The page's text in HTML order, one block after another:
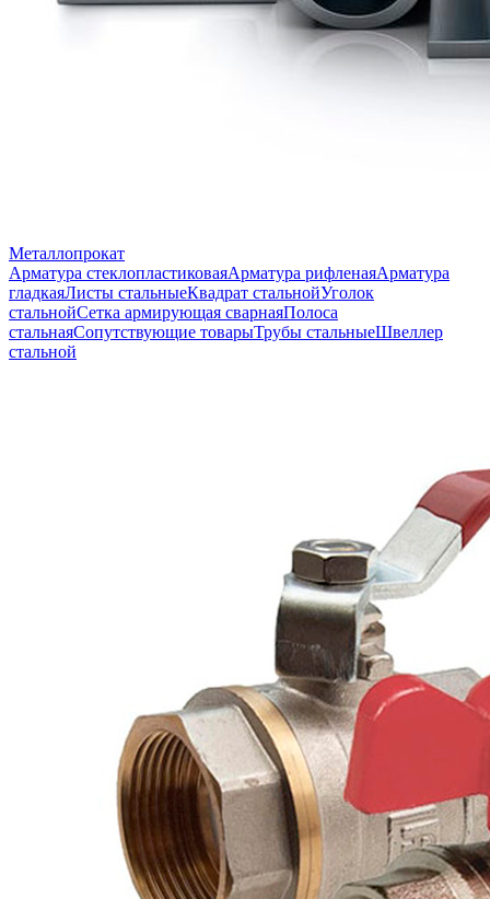
Металлопрокат
Арматура стеклопластиковаяАрматура рифленаяАрматура
гладкаяЛисты стальныеКвадрат стальнойУголок
стальнойСетка армирующая сварнаяПолоса
стальнаяСопутствующие товарыТрубы стальныеШвеллер
стальной